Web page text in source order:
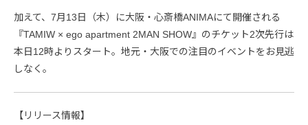
加えて、7月13日（木）に大阪・心斎橋ANIMAにて開催される
『TAMIW × ego apartment 2MAN SHOW』のチケット2次先行は
本日12時よりスタート。地元・大阪での注目のイベントをお見逃
しなく。
【リリース情報】